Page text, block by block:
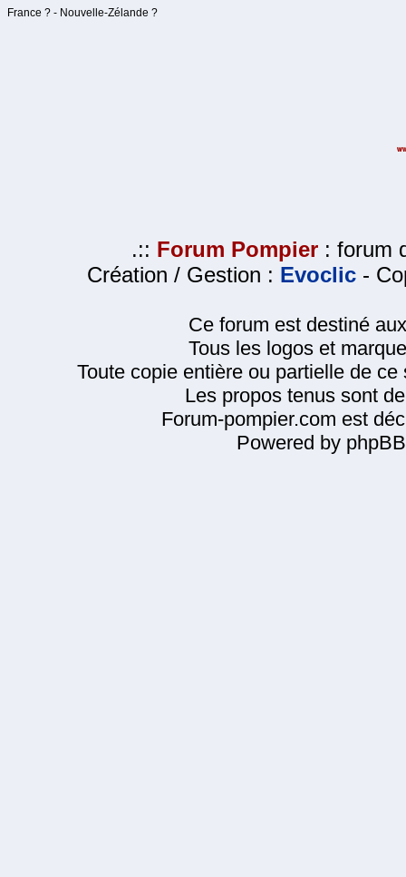
France ? - Nouvelle-Zélande ?
.:: Forum Pompier : forum
Création / Gestion : Evoclic -
Ce forum est destiné
Tous les logos et
Toute copie entière ou partielle de
Les propos tenus sont
Forum-pompier.com est
Powered by